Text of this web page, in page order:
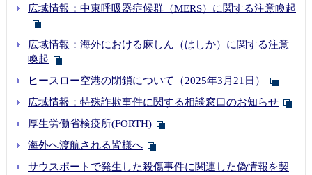
広域情報：中東呼吸器症候群（MERS）に関する注意喚起
広域情報：海外における麻しん（はしか）に関する注意
喚起
ヒースロー空港の閉鎖について（2025年3月21日）
広域情報：特殊詐欺事件に関する相談窓口のお知らせ
厚生労働省検疫所(FORTH)
海外へ渡航される皆様へ
サウスポートで発生した殺傷事件に関連した偽情報を契